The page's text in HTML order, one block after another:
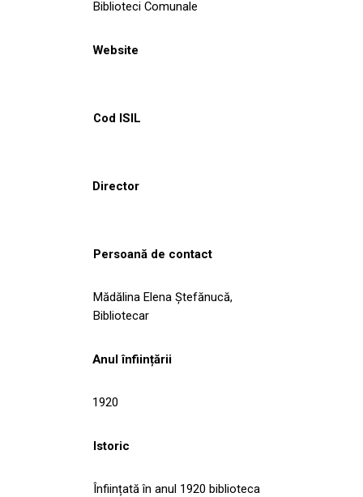
Biblioteci Comunale
Website
Cod ISIL
Director
Persoană de contact
Mădălina Elena Ștefănucă,
Bibliotecar
Anul înființării
1920
Istoric
Înființată în anul 1920 biblioteca